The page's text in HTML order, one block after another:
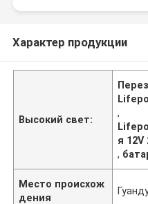
Характер продукции
Высокий свет:
,
я 12V
,
Место происхож
дения